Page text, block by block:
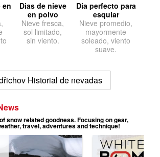
en
Dias de nieve
en polvo
Nieve fresca,
sol limitado,
sin viento.
Dia perfecto para
esquiar
Nieve promedio,
mayormente
soleado, viento
suave.
Historial de nevadas